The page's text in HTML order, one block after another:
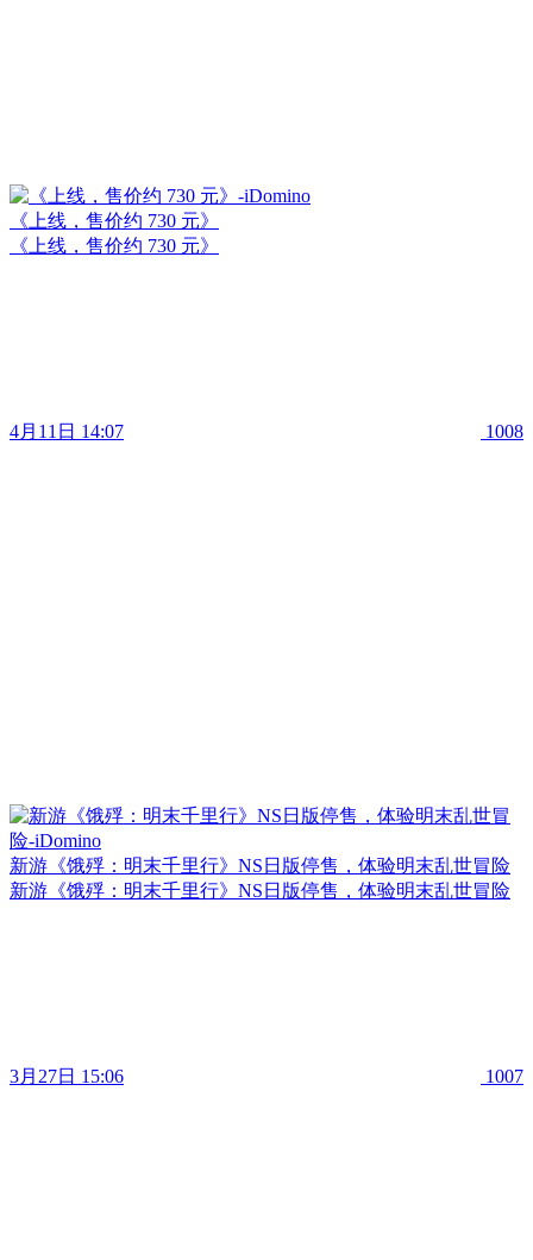
《上线，售价约 730 元》
《上线，售价约 730 元》
4月11日 14:07 1008
新游《饿殍：明末千里行》NS日版停售，体验明末乱世冒险
新游《饿殍：明末千里行》NS日版停售，体验明末乱世冒险
3月27日 15:06 1007